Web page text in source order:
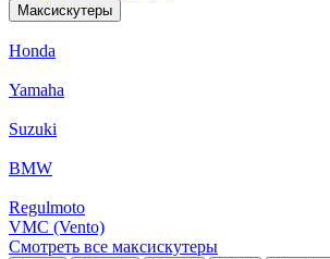
Максискутеры
Honda
Yamaha
Suzuki
BMW
Regulmoto
VMC (Vento)
Смотреть все максискутеры